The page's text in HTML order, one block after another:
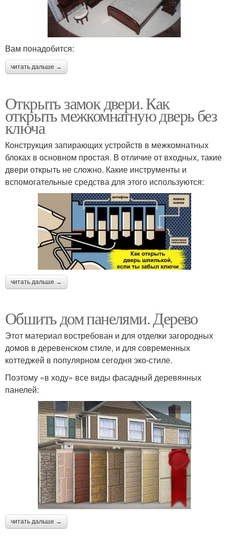
Вам понадобится:
читать дальше →
Открыть замок двери. Как
открыть межкомнатную дверь без
ключа
Конструкция запирающих устройств в межкомнатных
блоках в основном простая. В отличие от входных, такие
двери открыть не сложно. Какие инструменты и
вспомогательные средства для этого используются:
читать дальше →
Обшить дом панелями. Дерево
Этот материал востребован и для отделки загородных
домов в деревенском стиле, и для современных
коттеджей в популярном сегодня эко-стиле.
Поэтому «в ходу» все виды фасадный деревянных
панелей:
читать дальше →